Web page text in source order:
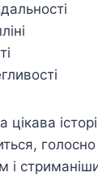
цікава
і